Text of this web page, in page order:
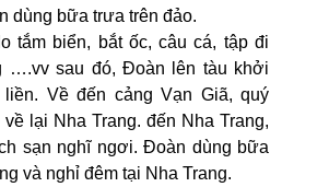
dùng bữa trưa trên đảo.
tắm biển, bắt ốc, câu cá, tập đi
….vv sau đó, Đoàn lên tàu khởi
liền. Về đến cảng Vạn Giã, quý
về lại Nha Trang. đến Nha Trang,
sạn nghĩ ngơi. Đoàn dùng bữa
và nghỉ đêm tại Nha Trang.